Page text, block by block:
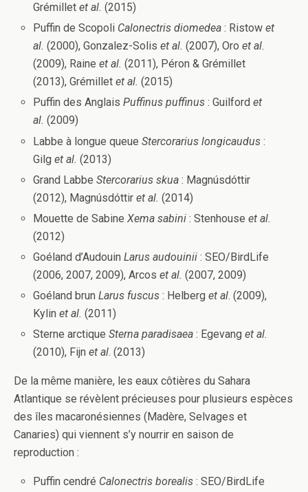
Grémilletet al. (2015)
Puffin de Scopoli Calonectris diomedea : Ristowet
al.(2000), Gonzalez-Soliset al. (2007), Oroet al.
(2009), Raineet al. (2011), Péron & Grémillet
(2013), Grémilletet al. (2015)
Puffin des AnglaisPuffinus puffinus: Guilfordet
al. (2009)
Labbe à longue queueStercorarius longicaudus :
Gilget al. (2013)
Grand LabbeStercorarius skua : Magnúsdóttir
(2012), Magnúsdóttiret al. (2014)
Mouette de SabineXema sabini : Stenhouseet al.
(2012)
Goéland d’AudouinLarus audouinii : SEO/BirdLife
(2006, 2007, 2009), Arcoset al. (2007, 2009)
Goéland brunLarus fuscus : Helberget al. (2009),
Kylinet al. (2011)
Sterne arctiqueSterna paradisaea : Egevanget al.
(2010), Fijnet al. (2013)
De la même manière, les eaux côtières du Sahara
Atlantique se révèlent précieuses pour plusieurs espèces
des îles macaronésiennes (Madère, Selvages et
Canaries) qui viennent s’y nourrir en saison de
reproduction :
Puffin cendré Calonectris borealis: SEO/BirdLife